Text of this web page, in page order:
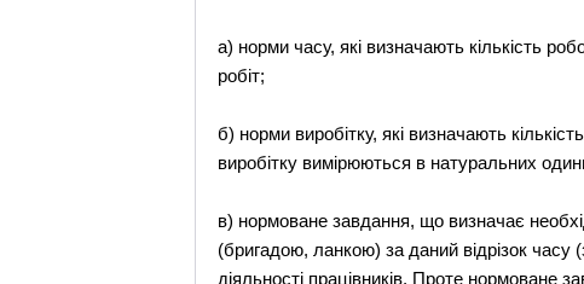
а) норми часу, які визначають кількість
робіт;
б) норми виробітку, які визначають
виробітку вимірюються в натуральних
в) нормоване завдання, що визначає
(бригадою, ланкою) за даний відрізок часу
діяльності працівників. Проте